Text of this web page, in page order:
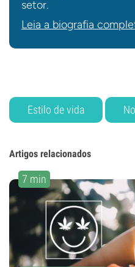
setor.
Leia a biografia
Estilo de vida
Artigos relacionados
7 min